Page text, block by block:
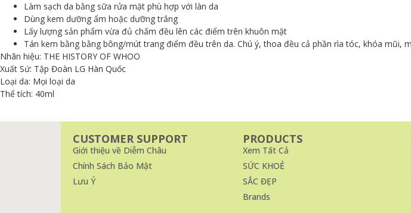
Làm sạch da bằng sữa rửa mặt phù hợp với làn da
Dùng kem dưỡng ẩm hoặc dưỡng trắng
Lấy lượng sản phẩm vừa đủ chấm đều lên các điểm trên khuôn mặt
Tán kem bằng bằng bông/mút trang điểm đều trên da. Chú ý, thoa đều cả phần rìa tóc, khóa mũi,
Nhãn hiệu: THE HISTORY OF WHOO
Xuất Sứ: Tập Đoàn LG Hàn Quốc
Loại da: Mọi loại da
Thể tích: 40ml
CUSTOMER SUPPORT
Giới thiệu về Diễm Châu
Chính Sách Bảo Mật
Lưu Ý
PRODUCTS
Xem Tất Cả
SỨC KHOẺ
SẮC ĐẸP
Brands